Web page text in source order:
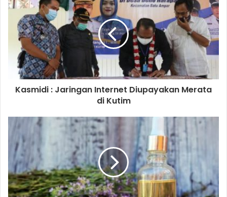
Kasmidi : Jaringan Internet Diupayakan Merata
di Kutim